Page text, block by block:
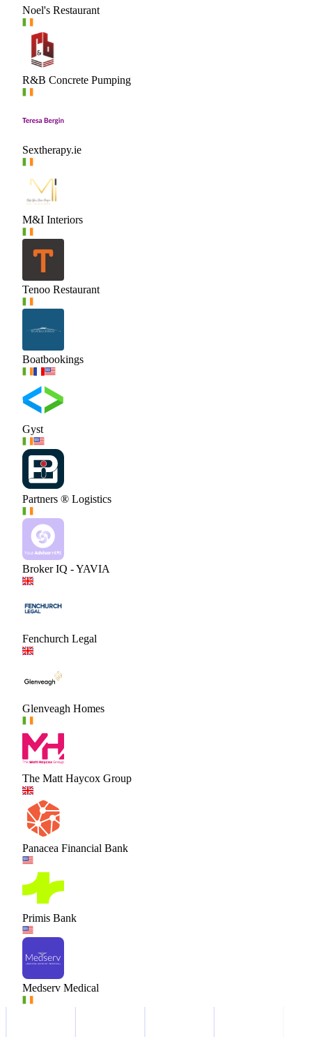
Noel's Restaurant
R&B Concrete Pumping
Sextherapy.ie
M&I Interiors
Tenoo Restaurant
Boatbookings
Gyst
Partners ® Logistics
Broker IQ - YAVIA
Fenchurch Legal
Glenveagh Homes
The Matt Haycox Group
Panacea Financial Bank
Primis Bank
Medserv Medical